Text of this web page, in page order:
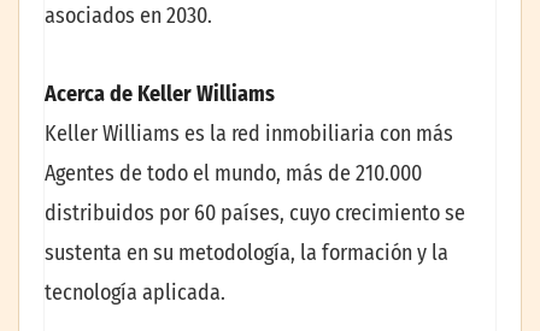
asociados en 2030.
Acerca de Keller Williams
Keller Williams es la red inmobiliaria con más
Agentes de todo el mundo, más de 210.000
distribuidos por 60 países, cuyo crecimiento se
sustenta en su metodología, la formación y la
tecnología aplicada.